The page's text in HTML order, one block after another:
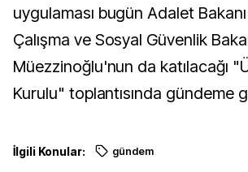
uygulaması bugün Adalet
Çalışma ve Sosyal Güvenlik
Müezzinoğlu'nun da katılacağı
Kurulu" toplantısında gündeme
İlgili Konular: gündem